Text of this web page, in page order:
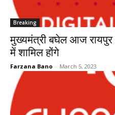
Breaking
मुख्यमंत्री बघेल आज रायपुर
में शामिल होंगे
Farzana Bano - March 5, 2023